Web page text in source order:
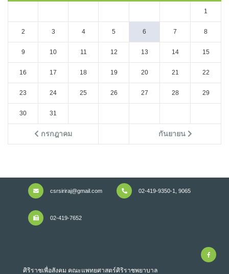
กรกฎาคม กันยายน
1
2 3 4 5 6 7 8
9 10 11 12 13 14 15
16 17 18 19 20 21 22
23 24 25 26 27 28 29
30 31
csrsiriraj@gmail.com 02-419-9350-1, 9065
02-419-7652
ศิริราชเพื่อสังคม คณะแพทยศาสตร์ศิริราชพยาบาล